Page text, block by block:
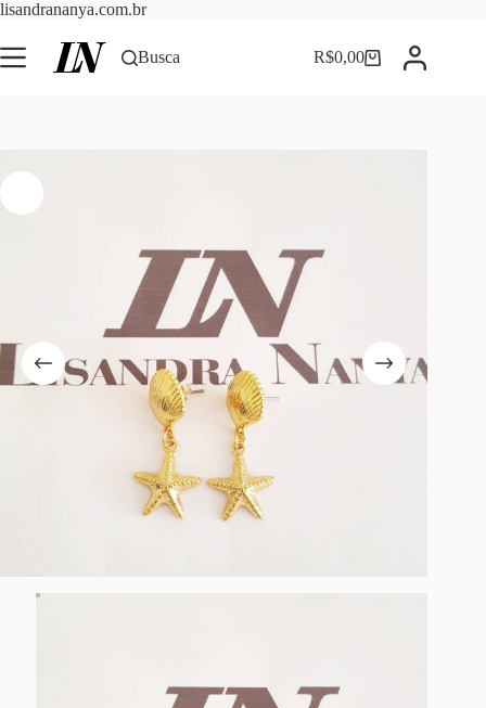
lisandrananya.com.brPular
o
conteúdo
Busca Carrinho
R$0,00